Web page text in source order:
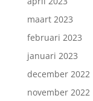
maart 2023
februari 2023
januari 2023
december 2022
november 2022